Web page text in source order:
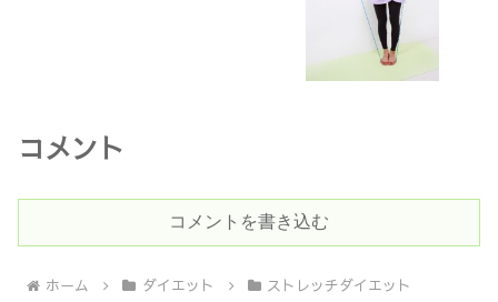
コメント
コメントを書き込む
ホーム ダイエット ストレッチダイエット